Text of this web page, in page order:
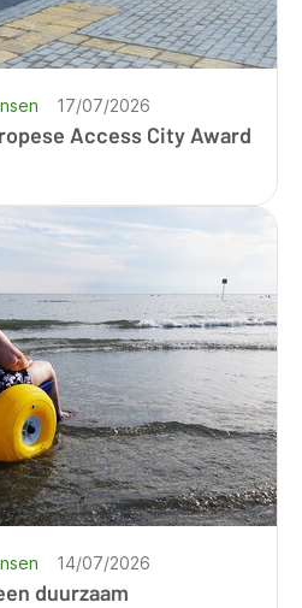
Access City Award
17/07/2026
duurzaam
14/07/2026